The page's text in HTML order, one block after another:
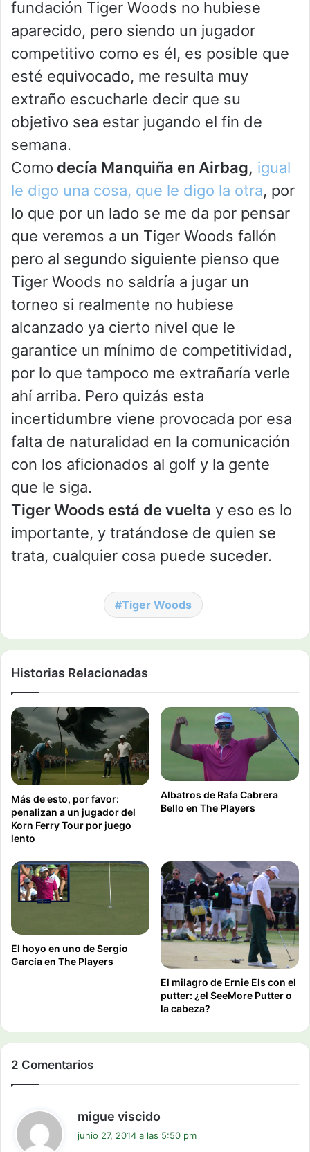
fundación Tiger Woods no hubiese
aparecido, pero siendo un jugador
competitivo como es él, es posible que
esté equivocado, me resulta muy
extraño escucharle decir que su
objetivo sea estar jugando el fin de
semana.
Como decía Manquiña en Airbag, igual
le digo una cosa, que le digo la otra, por
lo que por un lado se me da por pensar
que veremos a un Tiger Woods fallón
pero al segundo siguiente pienso que
Tiger Woods no saldría a jugar un
torneo si realmente no hubiese
alcanzado ya cierto nivel que le
garantice un mínimo de competitividad,
por lo que tampoco me extrañaría verle
ahí arriba. Pero quizás esta
incertidumbre viene provocada por esa
falta de naturalidad en la comunicación
con los aficionados al golf y la gente
que le siga.
Tiger Woods está de vuelta y eso es lo
importante, y tratándose de quien se
trata, cualquier cosa puede suceder.
Tiger Woods
Historias Relacionadas
Más de esto, por favor:
penalizan a un jugador del
Korn Ferry Tour por juego
lento
Albatros de Rafa Cabrera
Bello en The Players
El hoyo en uno de Sergio
García en The Players
El milagro de Ernie Els con el
putter: ¿el SeeMore Putter o
la cabeza?
2 Comentarios
migue viscido
i
junio 27, 2014 a las 5:50 pm